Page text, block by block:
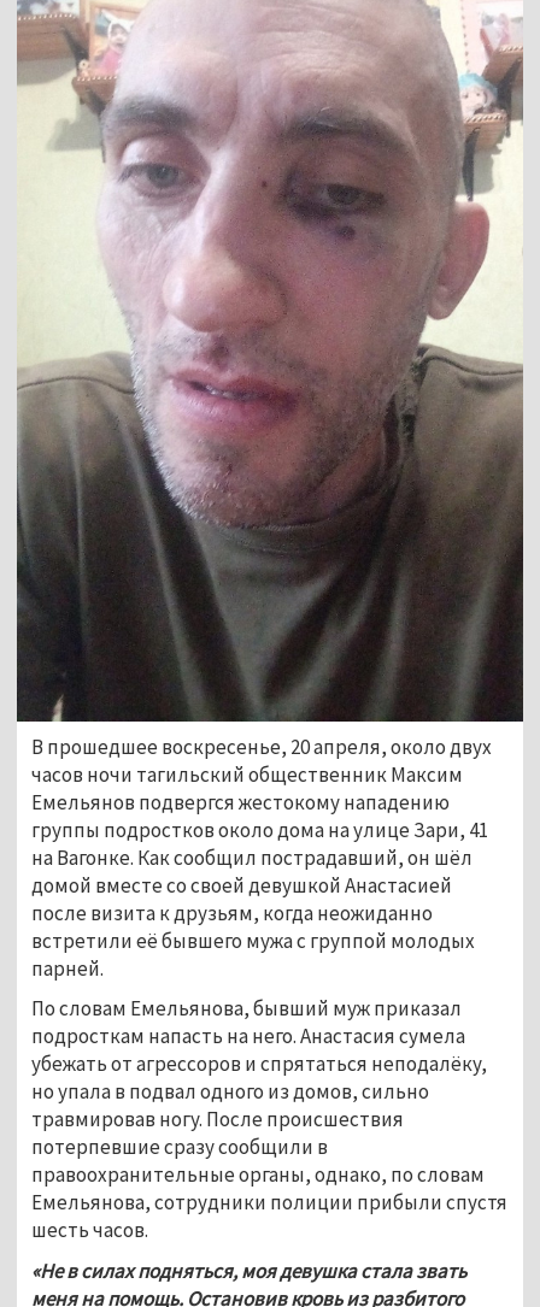
В прошедшее воскресенье, 20 апреля, около двух
часов ночи тагильский общественник Максим
Емельянов подвергся жестокому нападению
группы подростков около дома на улице Зари, 41
на Вагонке. Как сообщил пострадавший, он шёл
домой вместе со своей девушкой Анастасией
после визита к друзьям, когда неожиданно
встретили её бывшего мужа с группой молодых
парней.
По словам Емельянова, бывший муж приказал
подросткам напасть на него. Анастасия сумела
убежать от агрессоров и спрятаться неподалёку,
но упала в подвал одного из домов, сильно
травмировав ногу. После происшествия
потерпевшие сразу сообщили в
правоохранительные органы, однако, по словам
Емельянова, сотрудники полиции прибыли спустя
шесть часов.
«Не в силах подняться, моя девушка стала звать
меня на помощь. Остановив кровь из разбитого